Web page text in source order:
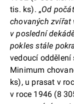
tis. ks). „Od
chovaných zvířat
v poslední
pokles stále
vedoucí oddělení
Minimum
ks), u prasat v
v roce 1946 (8